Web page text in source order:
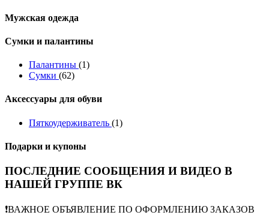
Мужская одежда
Сумки и палантины
Палантины (1)
Сумки (62)
Аксессуары для обуви
Пяткоудерживатель (1)
Подарки и купоны
ПОСЛЕДНИЕ СООБЩЕНИЯ И ВИДЕО В
НАШЕЙ ГРУППЕ ВК
❗️ВАЖНОЕ ОБЪЯВЛЕНИЕ ПО ОФОРМЛЕНИЮ ЗАКАЗОВ